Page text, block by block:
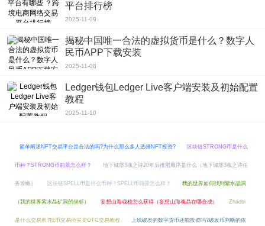
平台排行榜
2025-11-09
揭秘中国唯一合法的虚拟货币是什么？数字人
民币APP下载安装
2025-11-08
Ledger钱包Ledger Live客户端安装及初始配置
教程
2025-11-10
简单阐述NFT交易平台是合法的吗?为什么那么多人选择NFT投资? 区块链STRONG币是什么
币种？STRONG币前景怎么样？ 地下城堡3魂之诗20年后推图顺序是什么（地下城堡3魂之诗任
务攻略） 区块链SPELL币是什么币种？SPELL币前景怎么样？ 我的世界如何找到紫水晶洞
（我的世界紫水晶矿洞的坐标） 妄想山海魂核怎么获得（妄想山海魂晶在哪合成） Zhaobi
是什么交易所?找币交易所买卖OTC交易教程 上线破发的数字货币还能投资吗?破发币判断的依